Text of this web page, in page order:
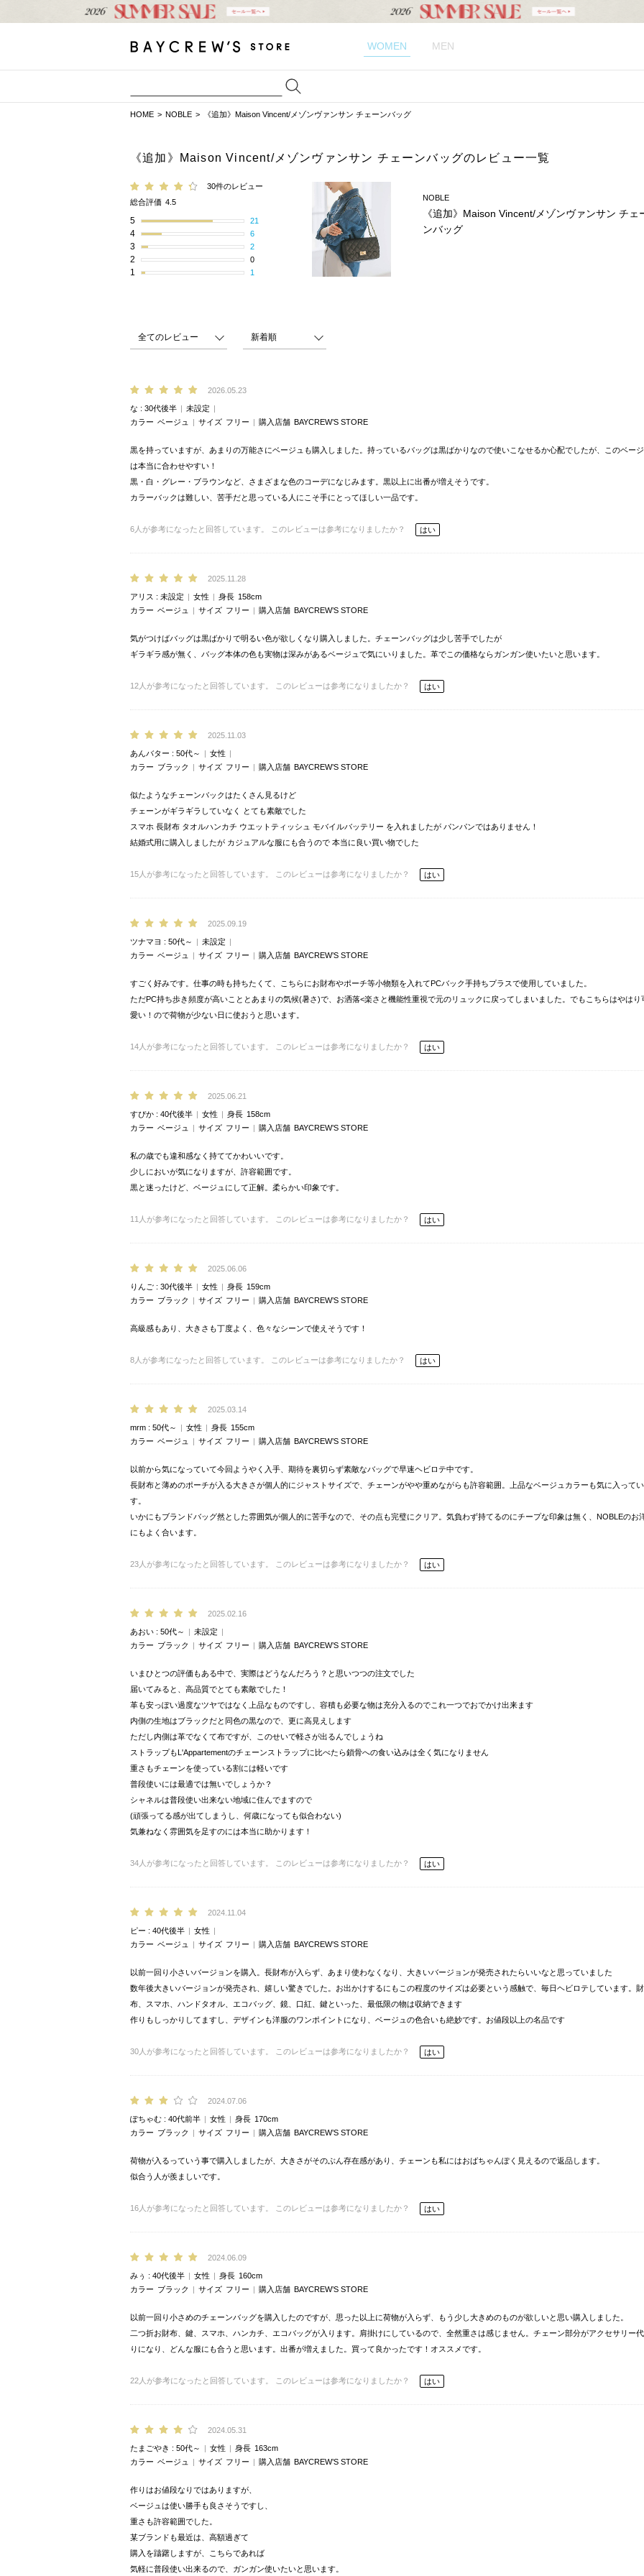
WOMEN MEN
HOME NOBLE 《追加》Maison Vincent/メゾンヴァンサン チェーンバッグ
《追加》Maison Vincent/メゾンヴァンサン チェーンバッグのレビュー一覧
30件のレビュー
総合評価 4.5
5 21
4 6
3 2
2 0
1 1
NOBLE
《追加》Maison Vincent/メゾンヴァンサン チェ
ンバッグ
2026.05.23
な 30代後半
未設定
カラー ベージュ サイズ フリー 購入店舗 BAYCREW’S STORE
黒を持っていますが、あまりの万能さにベージュも購入しました。持っているバッグは黒ばかりなので使いこなせるか心配でしたが、このベー
は本当に合わせやすい！
黒・白・グレー・ブラウンなど、さまざまな色のコーデになじみます。黒以上に出番が増えそうです。
カラーバックは難しい、苦手だと思っている人にこそ手にとってほしい一品です。
6 人が参考になったと回答しています。 このレビューは参考になりましたか？ はい
2025.11.28
アリス 未設定 女性 身長 158cm
カラー ベージュ サイズ フリー 購入店舗 BAYCREW’S STORE
気がつけばバッグは黒ばかりで明るい色が欲しくなり購入しました。チェーンバッグは少し苦手でしたが
ギラギラ感が無く、バッグ本体の色も実物は深みがあるベージュで気にいりました。革でこの価格ならガンガン使いたいと思います。
12 人が参考になったと回答しています。 このレビューは参考になりましたか？ はい
2025.11.03
あんバター 50代～
女性
カラー ブラック サイズ フリー 購入店舗 BAYCREW’S STORE
似たようなチェーンバックはたくさん見るけど
チェーンがギラギラしていなく とても素敵でした
スマホ 長財布 タオルハンカチ ウエットティッシュ モバイルバッテリー を入れましたが パンパンではありません！
結婚式用に購入しましたが カジュアルな服にも合うので 本当に良い買い物でした
15 人が参考になったと回答しています。 このレビューは参考になりましたか？ はい
2025.09.19
ツナマヨ 50代～
未設定
カラー ベージュ サイズ フリー 購入店舗 BAYCREW’S STORE
すごく好みです。仕事の時も持ちたくて、こちらにお財布やポーチ等小物類を入れてPCバック手持ちプラスで使用していました。
ただPC持ち歩き頻度が高いこととあまりの気候(暑さ)で、お洒落<楽さと機能性重視で元のリュックに戻ってしまいました。でもこちらはやはり
愛い！ので荷物が少ない日に使おうと思います。
14 人が参考になったと回答しています。 このレビューは参考になりましたか？ はい
2025.06.21
すぴか 40代後半 女性 身長 158cm
カラー ベージュ サイズ フリー 購入店舗 BAYCREW’S STORE
私の歳でも違和感なく持ててかわいいです。
少しにおいが気になりますが、許容範囲です。
黒と迷ったけど、ベージュにして正解。柔らかい印象です。
11 人が参考になったと回答しています。 このレビューは参考になりましたか？ はい
2025.06.06
りんご 30代後半 女性 身長 159cm
カラー ブラック サイズ フリー 購入店舗 BAYCREW’S STORE
高級感もあり、大きさも丁度よく、色々なシーンで使えそうです！
8 人が参考になったと回答しています。 このレビューは参考になりましたか？ はい
2025.03.14
mrm 50代～ 女性 身長 155cm
カラー ベージュ サイズ フリー 購入店舗 BAYCREW’S STORE
以前から気になっていて今回ようやく入手、期待を裏切らず素敵なバッグで早速ヘビロテ中です。
長財布と薄めのポーチが入る大きさが個人的にジャストサイズで、チェーンがやや重めながらも許容範囲。上品なベージュカラーも気に入って
す。
いかにもブランドバッグ然とした雰囲気が個人的に苦手なので、その点も完璧にクリア。気負わず持てるのにチープな印象は無く、NOBLEのお
にもよく合います。
23 人が参考になったと回答しています。 このレビューは参考になりましたか？ はい
2025.02.16
あおい 50代～
未設定
カラー ブラック サイズ フリー 購入店舗 BAYCREW’S STORE
いまひとつの評価もある中で、実際はどうなんだろう？と思いつつの注文でした
届いてみると、高品質でとても素敵でした！
革も安っぽい過度なツヤではなく上品なものですし、容積も必要な物は充分入るのでこれ一つでおでかけ出来ます
内側の生地はブラックだと同色の黒なので、更に高見えします
ただし内側は革でなくて布ですが、このせいで軽さが出るんでしょうね
ストラップもL'Appartementのチェーンストラップに比べたら鎖骨への食い込みは全く気になりません
重さもチェーンを使っている割には軽いです
普段使いには最適では無いでしょうか？
シャネルは普段使い出来ない地域に住んでますので
(頑張ってる感が出てしまうし、何歳になっても似合わない)
気兼ねなく雰囲気を足すのには本当に助かります！
34 人が参考になったと回答しています。 このレビューは参考になりましたか？ はい
2024.11.04
ピー 40代後半
女性
カラー ベージュ サイズ フリー 購入店舗 BAYCREW’S STORE
以前一回り小さいバージョンを購入。長財布が入らず、あまり使わなくなり、大きいバージョンが発売されたらいいなと思っていました
数年後大きいバージョンが発売され、嬉しい驚きでした。お出かけするにもこの程度のサイズは必要という感触で、毎日ヘビロテしています。財
布、スマホ、ハンドタオル、エコバッグ、鏡、口紅、鍵といった、最低限の物は収納できます
作りもしっかりしてますし、デザインも洋服のワンポイントになり、ベージュの色合いも絶妙です。お値段以上の名品です
30 人が参考になったと回答しています。 このレビューは参考になりましたか？ はい
2024.07.06
ぽちゃむ 40代前半 女性 身長 170cm
カラー ブラック サイズ フリー 購入店舗 BAYCREW’S STORE
荷物が入るっていう事で購入しましたが、大きさがそのぶん存在感があり、チェーンも私にはおばちゃんぽく見えるので返品します。
似合う人が羨ましいです。
16 人が参考になったと回答しています。 このレビューは参考になりましたか？ はい
2024.06.09
みぅ 40代後半 女性 身長 160cm
カラー ブラック サイズ フリー 購入店舗 BAYCREW’S STORE
以前一回り小さめのチェーンバッグを購入したのですが、思った以上に荷物が入らず、もう少し大きめのものが欲しいと思い購入しました。
二つ折お財布、鍵、スマホ、ハンカチ、エコバッグが入ります。肩掛けにしているので、全然重さは感じません。チェーン部分がアクセサリー
りになり、どんな服にも合うと思います。出番が増えました。買って良かったです！オススメです。
22 人が参考になったと回答しています。 このレビューは参考になりましたか？ はい
2024.05.31
たまごやき 50代～ 女性 身長 163cm
カラー ベージュ サイズ フリー 購入店舗 BAYCREW’S STORE
作りはお値段なりではありますが、
ベージュは使い勝手も良さそうですし、
重さも許容範囲でした。
某ブランドも最近は、高額過ぎて
購入を躊躇しますが、こちらであれば
気軽に普段使い出来るので、ガンガン使いたいと思います。